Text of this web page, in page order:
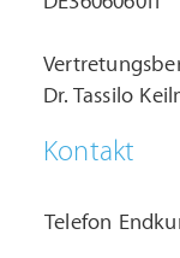
Dr. Tassilo
Kontakt
Telefon